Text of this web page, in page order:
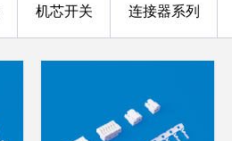
机芯开关 连接器系列